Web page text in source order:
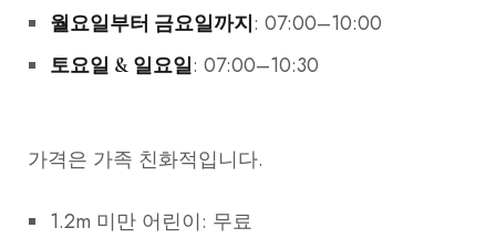
월요일부터 금요일까지 : 07:00–10:00
토요일 & 일요일: 07:00–10:30
가격은 가족 친화적입니다.
1.2m 미만 어린이: 무료